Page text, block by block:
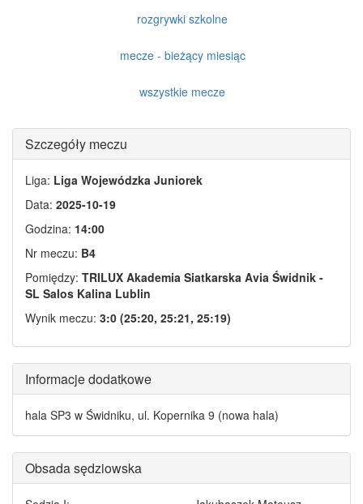
rozgrywki szkolne
mecze - bieżący miesiąc
wszystkie mecze
Szczegóły meczu
Liga: Liga Wojewódzka Juniorek
Data: 2025-10-19
Godzina: 14:00
Nr meczu: B4
Pomiędzy: TRILUX Akademia Siatkarska Avia Świdnik -
SL Salos Kalina Lublin
Wynik meczu: 3:0 (25:20, 25:21, 25:19)
Informacje dodatkowe
hala SP3 w Świdniku, ul. Kopernika 9 (nowa hala)
Obsada sędziowska